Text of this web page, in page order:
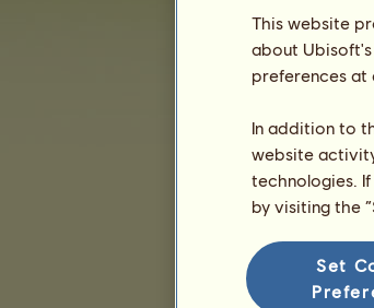
This website
about Ubisoft's
preferences at
In addition to
website
technologies.
by visiting the
Set